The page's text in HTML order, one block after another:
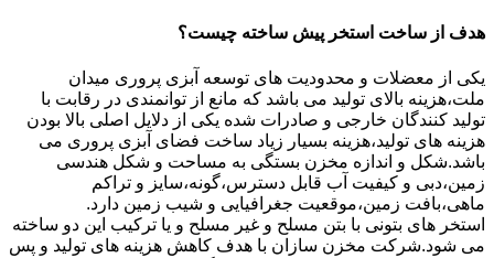
هدف از ساخت استخر پیش ساخته چیست؟
یکی از معضلات و محدودیت های توسعه آبزی پروری میدان
ملت،هزینه بالای تولید می باشد که مانع از توانمندی در رقابت با
تولید کنندگان خارجی و صادرات شده یکی از دلایل اصلی بالا بودن
هزینه های تولید،هزینه بسیار زیاد ساخت فضای آبزی پروری می
باشد.شکل و اندازه مخزن بستگی به مساحت و شکل هندسی
زمین،دبی و کیفیت آب قابل دسترس،گونه،سایز و تراکم
ماهی،بافت زمین،موقعیت جغرافیایی و شیب زمین دارد.
استخر های بتونی با بتن مسلح و غیر مسلح و یا ترکیب این دو ساخته
می شود.شرکت مخزن سازان با هدف کاهش هزینه های تولید و پس